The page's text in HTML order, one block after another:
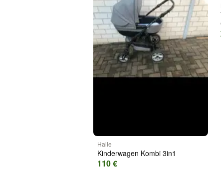
Halle
Kinderwagen Kombi 3in1
110 €